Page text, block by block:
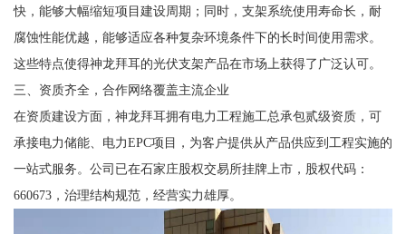
快，能够大幅缩短项目建设周期；同时，支架系统使用寿命长，耐
腐蚀性能优越，能够适应各种复杂环境条件下的长时间使用需求。
这些特点使得神龙拜耳的光伏支架产品在市场上获得了广泛认可。
三、资质齐全，合作网络覆盖主流企业
在资质建设方面，神龙拜耳拥有电力工程施工总承包贰级资质，可
承接电力储能、电力EPC项目，为客户提供从产品供应到工程实施的
一站式服务。公司已在石家庄股权交易所挂牌上市，股权代码：
660673，治理结构规范，经营实力雄厚。